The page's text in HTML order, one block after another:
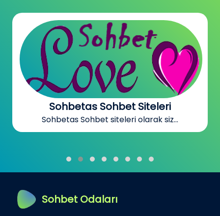
Aşk Şehri Sohbet Sitesi
Aşk Şehri Sohbet Sitesi Aşk...
Sohbet Odaları